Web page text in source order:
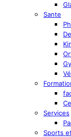
Sante
Services
Sports